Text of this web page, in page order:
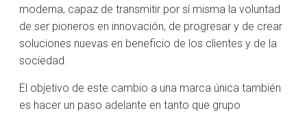
moderna, capaz de transmitir por sí misma la voluntad
de ser pioneros en innovación, de progresar y de crear
soluciones nuevas en beneficio de los clientes y de la
sociedad.
El objetivo de este cambio a una marca única también
es hacer un paso adelante en tanto que grupo